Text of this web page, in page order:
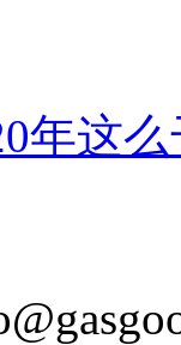
年这